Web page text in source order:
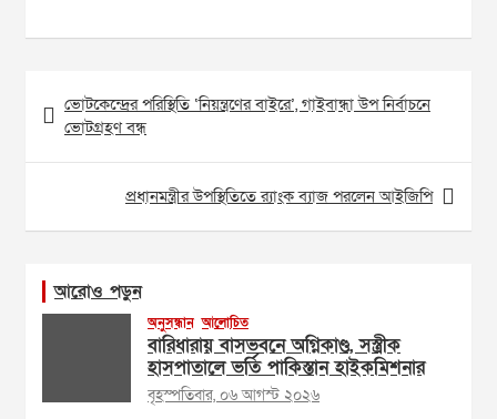
navigation
ভোটকেন্দ্রের পরিস্থিতি ‘নিয়ন্ত্রণের বাইরে’, গাইবান্ধা উপ নির্বাচনে
ভোটগ্রহণ বন্ধ
প্রধানমন্ত্রীর উপস্থিতিতে র‌্যাংক ব্যাজ পরলেন আইজিপি
আরোও পড়ুন
অনুসন্ধান আলোচিত
বারিধারায় বাসভবনে অগ্নিকাণ্ড, সস্ত্রীক
হাসপাতালে ভর্তি পাকিস্তান হাইকমিশনার
বৃহস্পতিবার, ০৬ আগস্ট ২০২৬